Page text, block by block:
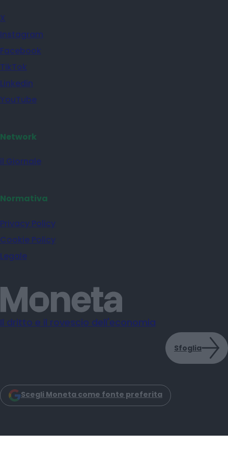
X
Instagram
Facebook
TikTok
Linkedin
YouTube
Network
il Giornale
Normativa
Privacy Policy
Cookie Policy
Legale
Il dritto e il rovescio dell'economia
Sfoglia
Scegli Moneta come fonte preferita